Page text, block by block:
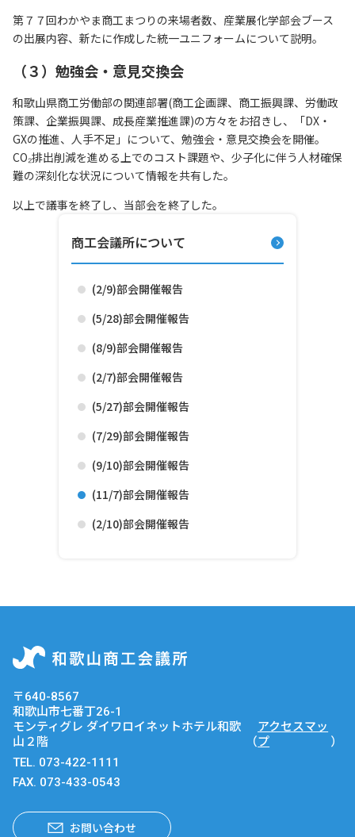
第７７回わかやま商工まつりの来場者数、産業展化学部会ブース
の出展内容、新たに作成した統一ユニフォームについて説明。
（３）勉強会・意見交換会
和歌山県商工労働部の関連部署(商工企画課、商工振興課、労働政
策課、企業振興課、成長産業推進課)の方々をお招きし、「DX・
GXの推進、人手不足」について、勉強会・意見交換会を開催。
CO₂排出削減を進める上でのコスト課題や、少子化に伴う人材確保
難の深刻化な状況について情報を共有した。
以上で議事を終了し、当部会を終了した。
商工会議所について
(2/9)部会開催報告
(5/28)部会開催報告
(8/9)部会開催報告
(2/7)部会開催報告
(5/27)部会開催報告
(7/29)部会開催報告
(9/10)部会開催報告
(11/7)部会開催報告
(2/10)部会開催報告
〒640-8567
和歌山市七番丁26-1
モンティグレ ダイワロイネットホテル和歌
山２階
（
アクセスマッ
プ
）
TEL. 073-422-1111
FAX. 073-433-0543
お問い合わせ